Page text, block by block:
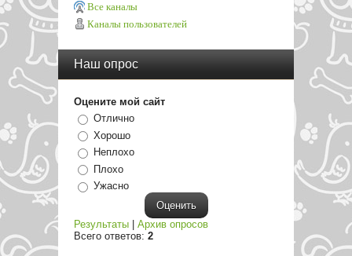
Все каналы
Каналы пользователей
Наш опрос
Оцените мой сайт
Отлично
Хорошо
Неплохо
Плохо
Ужасно
Результаты
Архив опросов
Всего ответов: 2